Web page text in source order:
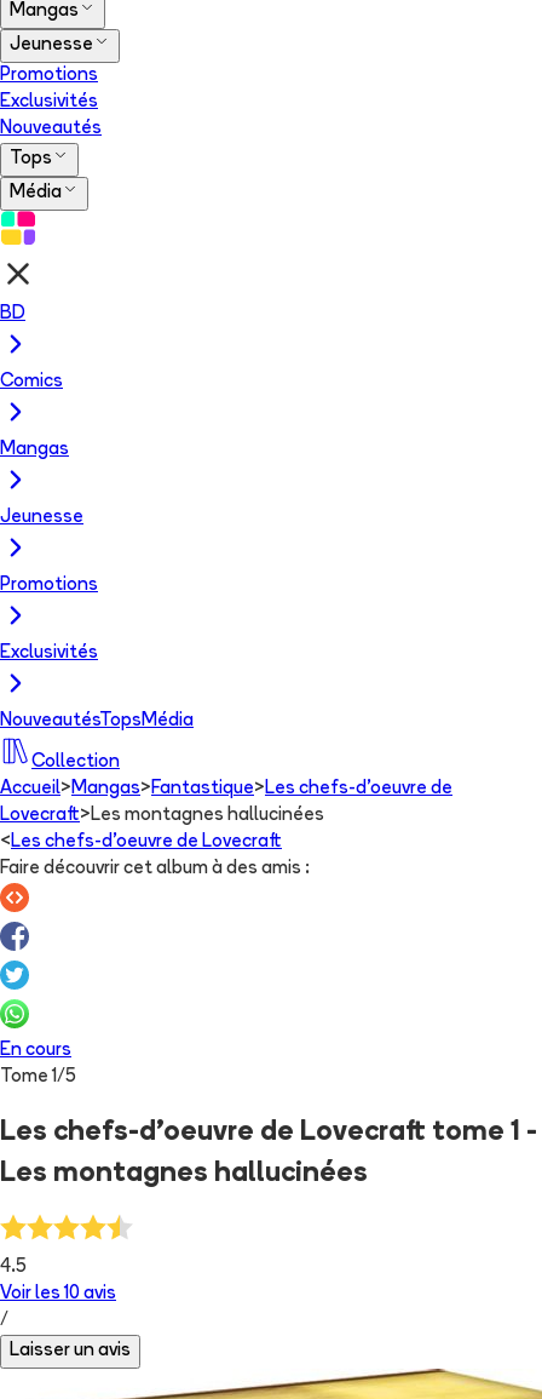
Mangas
Jeunesse
Promotions
Exclusivités
Nouveautés
Tops
Média
BD
Comics
Mangas
Jeunesse
Promotions
Exclusivités
NouveautésTops Média
Collection
Accueil> Mangas> Fantastique> Les chefs-d'oeuvre de
Lovecraft> Les montagnes hallucinées
< Les chefs-d'oeuvre de Lovecraft
Faire découvrir cet album à des amis :
En cours
Tome1/5
Les chefs-d'oeuvre de Lovecraft tome 1 -
Les montagnes hallucinées
4.5
Voir les 10 avis
/
Laisser un avis